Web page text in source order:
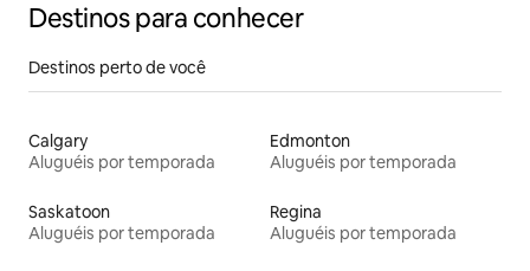
Destinos para conhecer
Destinos perto de você
Calgary
Aluguéis por temporada
Edmonton
Aluguéis por temporada
Saskatoon
Aluguéis por temporada
Regina
Aluguéis por temporada